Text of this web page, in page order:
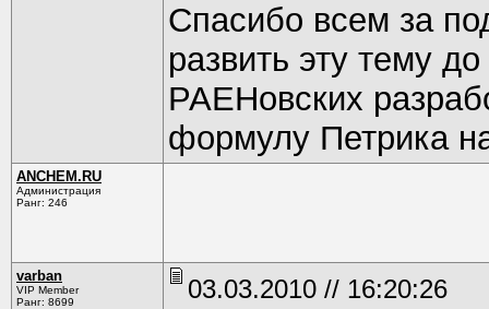
Спасибо всем за
развить эту тему
РАЕНовских
формулу Петрика
ANCHEM.RU
Администрация
Ранг: 246
varban
VIP Member
Ранг: 8699
03.03.2010 // 16:20:26